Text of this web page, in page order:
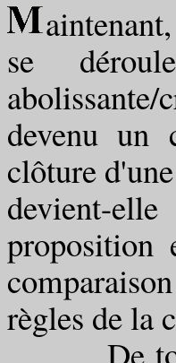
se
devenu un
clôture
devient-
proposition
règles de la
De toute